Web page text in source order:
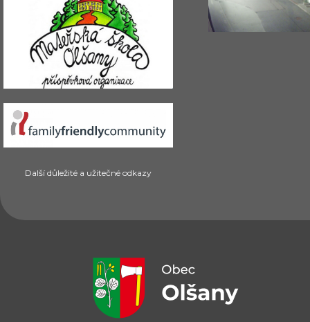
Další důležité a užitečné odkazy